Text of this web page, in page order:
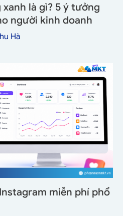
là gì? 5 ý tưởng
người kinh doanh
Hà
miễn phí phổ